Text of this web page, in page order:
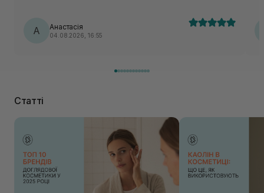
А Анастасія
04.08.2026, 16:55
Статті